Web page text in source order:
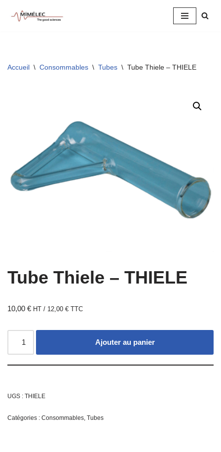
Accueil \ Consommables \ Tubes \ Tube Thiele – THIELE
Tube Thiele – THIELE
10,00 € HT / 12,00 € TTC
Ajouter au panier
UGS : THIELE
Catégories : Consommables, Tubes